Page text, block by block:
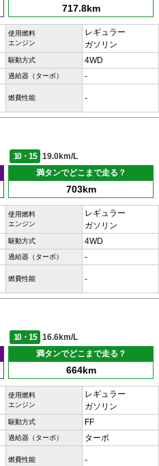
717.8km
使用燃料
エンジン
レギュラー
ガソリン
駆動方式 4WD
過給器（ターボ） -
燃費性能 -
10・15
19.0km/L
満タンでどこまで走る？
703km
使用燃料
エンジン
レギュラー
ガソリン
駆動方式 4WD
過給器（ターボ） -
燃費性能 -
10・15
16.6km/L
満タンでどこまで走る？
664km
使用燃料
エンジン
レギュラー
ガソリン
駆動方式 FF
過給器（ターボ） ターボ
燃費性能 -